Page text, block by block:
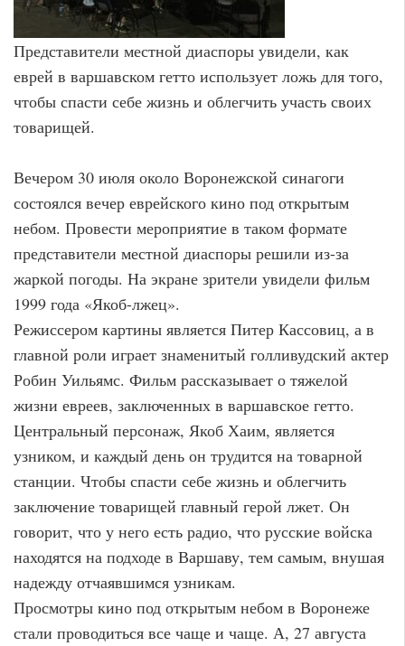
Представители местной диаспоры увидели, как
еврей в варшавском гетто использует ложь для того,
чтобы спасти себе жизнь и облегчить участь своих
товарищей.
Вечером 30 июля около Воронежской синагоги
состоялся вечер еврейского кино под открытым
небом. Провести мероприятие в таком формате
представители местной диаспоры решили из-за
жаркой погоды. На экране зрители увидели фильм
1999 года «Якоб-лжец».
Режиссером картины является Питер Кассовиц, а в
главной роли играет знаменитый голливудский актер
Робин Уильямс. Фильм рассказывает о тяжелой
жизни евреев, заключенных в варшавское гетто.
Центральный персонаж, Якоб Хаим, является
узником, и каждый день он трудится на товарной
станции. Чтобы спасти себе жизнь и облегчить
заключение товарищей главный герой лжет. Он
говорит, что у него есть радио, что русские войска
находятся на подходе в Варшаву, тем самым, внушая
надежду отчаявшимся узникам.
Просмотры кино под открытым небом в Воронеже
стали проводиться все чаще и чаще. А, 27 августа